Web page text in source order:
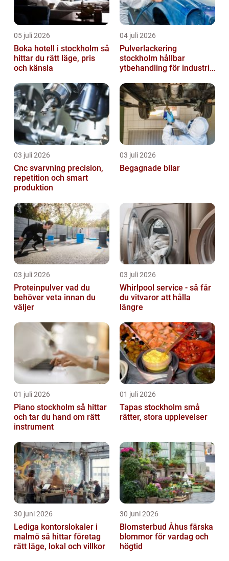
05 juli 2026
Boka hotell i stockholm så
hittar du rätt läge, pris
och känsla
04 juli 2026
Pulverlackering
stockholm hållbar
ytbehandling för industri
03 juli 2026
Cnc svarvning precision,
repetition och smart
produktion
03 juli 2026
Begagnade bilar
03 juli 2026
Proteinpulver vad du
behöver veta innan du
väljer
03 juli 2026
Whirlpool service - så får
du vitvaror att hålla
längre
01 juli 2026
Piano stockholm så hittar
och tar du hand om rätt
instrument
01 juli 2026
Tapas stockholm små
rätter, stora upplevelser
30 juni 2026
Lediga kontorslokaler i
malmö så hittar företag
rätt läge, lokal och villkor
30 juni 2026
Blomsterbud Åhus färska
blommor för vardag och
högtid